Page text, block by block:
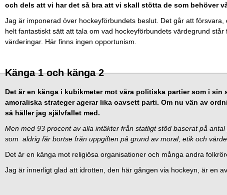
och dels att vi har det så bra att vi skall stötta de som behöver
Jag är imponerad över hockeyförbundets beslut. Det går att
helt fantastiskt sätt att tala om vad hockeyförbundets värdegrund
värderingar. Här finns ingen opportunism.
Känga 1 och känga 2
Det är en känga i kubikmeter mot våra politiska partier som i
amoraliska strateger agerar lika oavsett parti. Om nu vän av
så håller jag självfallet med.
Men med 93 procent av alla intäkter från statligt stöd baserat på
som aldrig får bortse från uppgiften på grund av moral, etik och
Det är en känga mot religiösa organisationer och många andra
Jag är innerligt glad att idrotten, den här gången via hockeyn, är en